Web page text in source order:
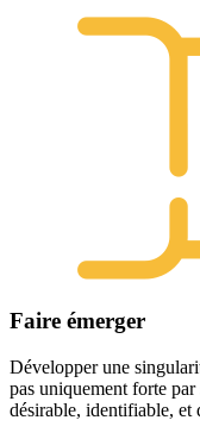
Faire émerger
Développer une
pas uniquement forte
désirable, identifiable, et